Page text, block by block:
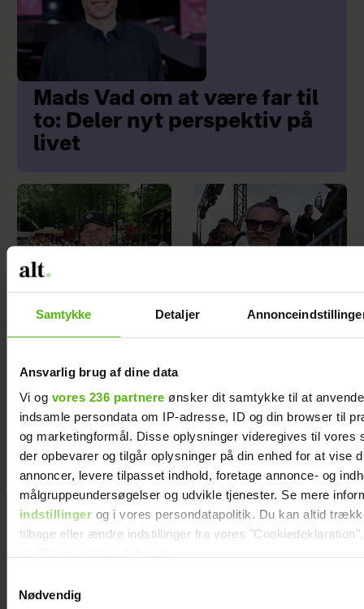
Samtykke Detaljer
Ansvarlig brug af dine data
Vi og vores 236 partnere ønsker dit samtykke til at
indsamle persondata om IP-adresse, ID og din browser til
og marketingformål. Disse oplysninger videregives til vores
der opbevarer og tilgår oplysninger på din enhed for at vise
annoncer, levere tilpasset indhold, foretage annonce- og
målgruppeundersøgelser og udvikle tjenester. Se mere
indstillingerog i vores persondatapolitik. Du kan altid
tilbage eller ændre indstillinger fra vores
Dine valg anvendes på hele websitet.
Nødvendig
Mads Vad om at være far til
to: Deler nyt perspektiv på
livet
Philip May på
Smukfest for første
gang: "Jeg har
kæmpe
forventninger"
meget har Lars
Elbæk tabt sig